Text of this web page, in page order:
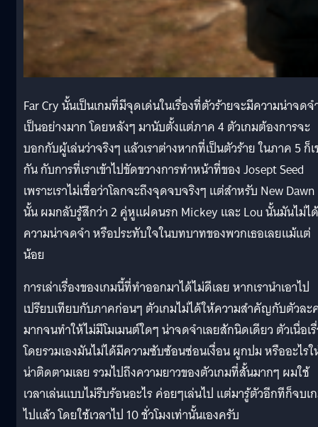
Far Cry นั้นเป็นเกมที่มีจุดเด่นในเรื่องที่ตัวร้ายจะมีความน่าจดจ
เป็นอย่างมาก โดยหลังๆ มานับตั้งแต่ภาค 4 ตัวเกมต้องการจะ
บอกกับผู้เล่นว่าจริงๆ แล้วเราต่างหากที่เป็นตัวร้าย ในภาค 5 ก็
กัน กับการที่เราเข้าไปขัดขวางการทำหน้าที่ของ Josept Seed
เพราะเราไม่เชื่อว่าโลกจะถึงจุดจบจริงๆ แต่สำหรับ New Dawn
นั้น ผมกลับรู้สึกว่า 2 คู่หูแฝดนรก Mickey และ Lou นั้นมันไม่ไ
ความน่าจดจำ หรือประทับใจในบทบาทของพวกเธอเลยแม้แต่
น้อย
การเล่าเรื่องของเกมนี้ที่ทำออกมาได้ไม่ดีเลย หากเรานำเอาไป
เปรียบเทียบกับภาคก่อนๆ ตัวเกมไม่ได้ให้ความสำคัญกับตัวละ
มากจนทำให้ไม่มีโมเมนต์ใดๆ น่าจดจำเลยสักนิดเดียว ตัวเนื่อเ
โดยรวมเองมันไม่ได้มีความซับซ้อนซ่อนเงื่อน ผูกปม หรืออะไร
น่าติดตามเลย รวมไปถึงความยาวของตัวเกมที่สั้นมากๆ ผมใช้
เวลาเล่นแบบไม่รีบร้อนอะไร ค่อยๆเล่นไป แต่มารู้ตัวอีกทีก็จบเ
ไปแล้ว โดยใช้เวลาไป 10 ชั่วโมงเท่านั้นเองครับ